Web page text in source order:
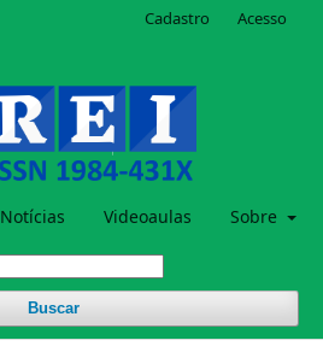
Notícias Videoaulas Sobre
Buscar
Cadastro Acesso